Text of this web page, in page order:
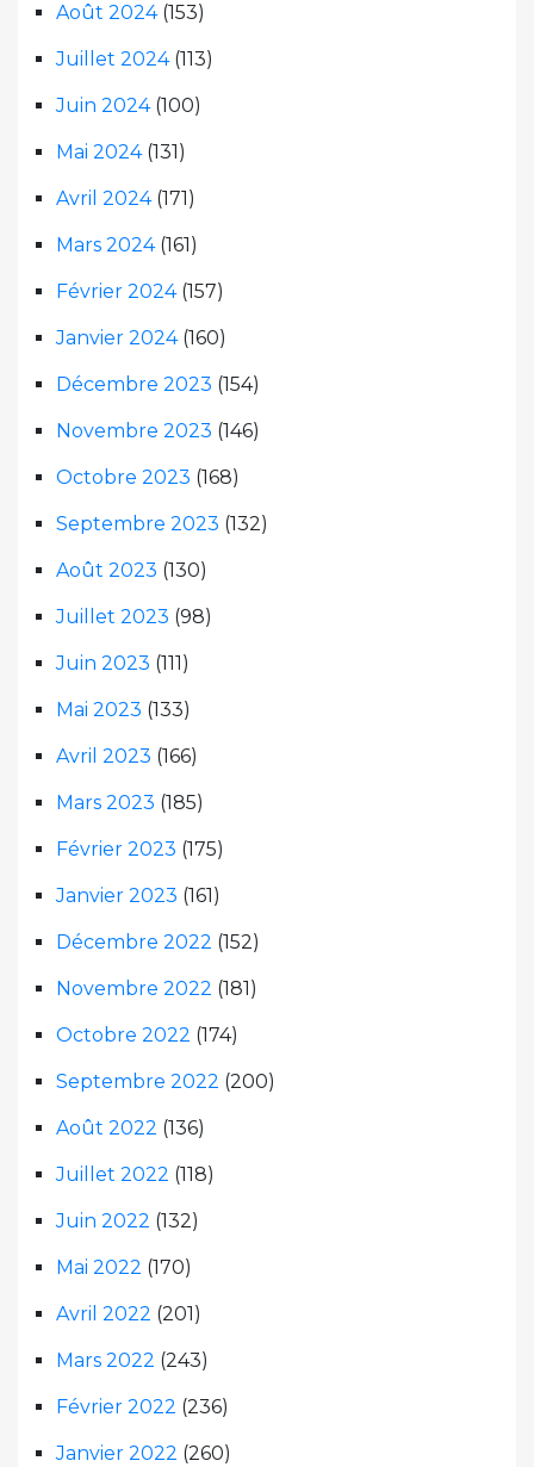
Août 2024(153)
Juillet 2024(113)
Juin 2024(100)
Mai 2024(131)
Avril 2024(171)
Mars 2024(161)
Février 2024(157)
Janvier 2024(160)
Décembre 2023 (154)
Novembre 2023 (146)
Octobre 2023 (168)
Septembre 2023 (132)
Août 2023 (130)
Juillet 2023 (98)
Juin 2023 (111)
Mai 2023 (133)
Avril 2023 (166)
Mars 2023 (185)
Février 2023 (175)
Janvier 2023 (161)
Décembre 2022 (152)
Novembre 2022 (181)
Octobre 2022 (174)
Septembre 2022 (200)
Août 2022 (136)
Juillet 2022 (118)
Juin 2022 (132)
Mai 2022 (170)
Avril 2022 (201)
Mars 2022 (243)
Février 2022 (236)
Janvier 2022 (260)